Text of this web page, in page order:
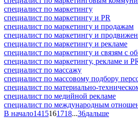
специалист по маркетингу
специалист по маркетингу и PR
специалист по маркетингу и продажам
специалист по маркетингу и
специалист по маркетингу и рекламе
специалист по маркетингу и связям с
специалист по маркетингу, рекламе и
специалист по массажу
специалист по массовому подбору
специалист по материально-
специалист по медийной рекламе
специалист по международным
В начало1415161718...36дальше